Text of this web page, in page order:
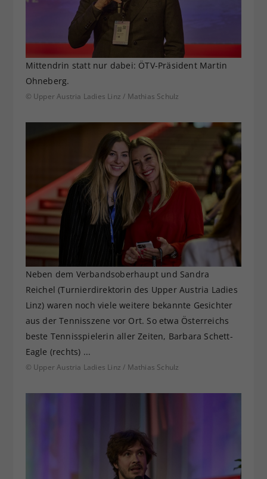
Mittendrin statt nur dabei: ÖTV-Präsident Martin
Ohneberg.
© Upper Austria Ladies Linz / Mathias Schulz
Neben dem Verbandsoberhaupt und Sandra
Reichel (Turnierdirektorin des Upper Austria Ladies
Linz) waren noch viele weitere bekannte Gesichter
aus der Tennisszene vor Ort. So etwa Österreichs
beste Tennisspielerin aller Zeiten, Barbara Schett-
Eagle (rechts) ...
© Upper Austria Ladies Linz / Mathias Schulz